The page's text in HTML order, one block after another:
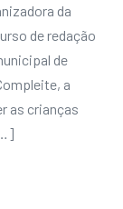
da
de redação
de
a
as crianças